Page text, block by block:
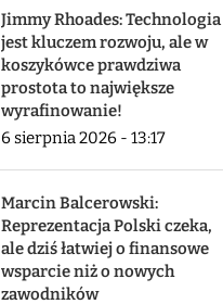
Jimmy Rhoades: Technologia
jest kluczem rozwoju, ale w
koszykówce prawdziwa
prostota to największe
wyrafinowanie!
6 sierpnia 2026 - 13:17
Marcin Balcerowski:
Reprezentacja Polski czeka,
ale dziś łatwiej o finansowe
wsparcie niż o nowych
zawodników